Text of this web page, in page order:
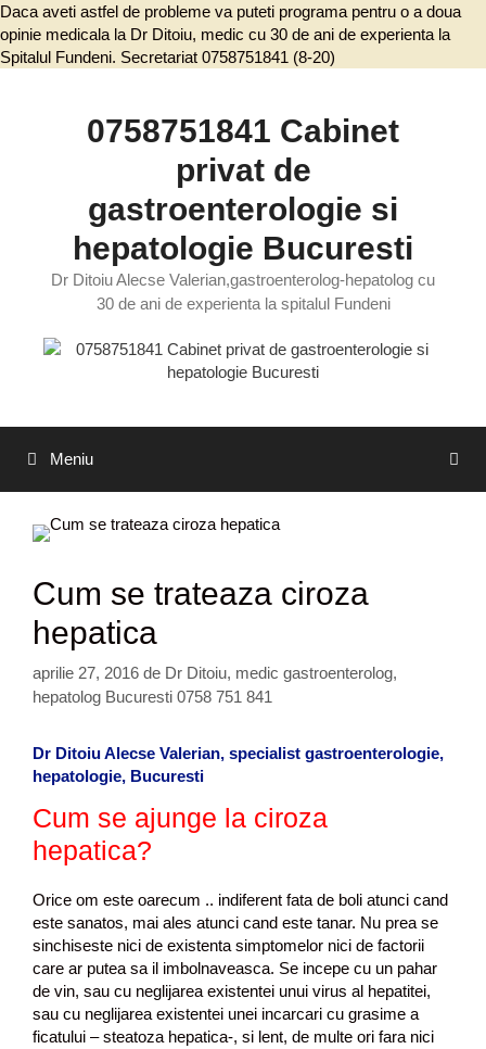
Daca aveti astfel de probleme va puteti programa pentru o a doua
opinie medicala la Dr Ditoiu, medic cu 30 de ani de experienta la
Spitalul Fundeni. Secretariat 0758751841 (8-20)
0758751841 Cabinet
privat de
gastroenterologie si
hepatologie Bucuresti
Dr Ditoiu Alecse Valerian,gastroenterolog-hepatolog cu
30 de ani de experienta la spitalul Fundeni
Meniu
Cum se trateaza ciroza
hepatica
aprilie 27, 2016 de Dr Ditoiu, medic gastroenterolog,
hepatolog Bucuresti 0758 751 841
Dr Ditoiu Alecse Valerian, specialist gastroenterologie,
hepatologie, Bucuresti
Cum se ajunge la ciroza
hepatica?
Orice om este oarecum .. indiferent fata de boli atunci cand
este sanatos, mai ales atunci cand este tanar. Nu prea se
sinchiseste nici de existenta simptomelor nici de factorii
care ar putea sa il imbolnaveasca. Se incepe cu un pahar
de vin, sau cu neglijarea existentei unui virus al hepatitei,
sau cu neglijarea existentei unei incarcari cu grasime a
ficatului – steatoza hepatica-, si lent, de multe ori fara nici